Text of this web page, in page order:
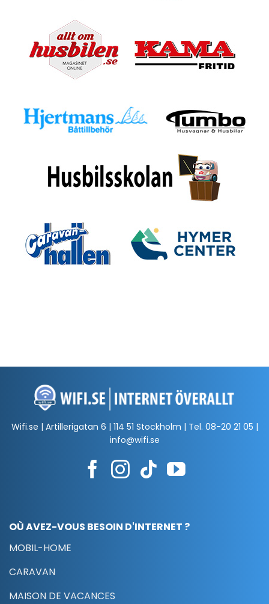
Wifi.se | Artillerigatan 6 | 114 51 Stockholm | Tel. 08-20 21 05 |
info@wifi.se
OÙ AVEZ-VOUS BESOIN D'INTERNET ?
MOBIL-HOME
CARAVAN
MAISON DE VACANCES